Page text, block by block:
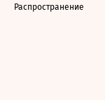
Распространение